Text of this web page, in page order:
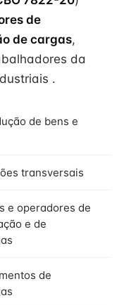
de
de cargas,
da
.
de bens e
transversais
e operadores de
e de
de